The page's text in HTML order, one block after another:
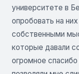
университете в
опробовать на
собственными
которые давали
огромное